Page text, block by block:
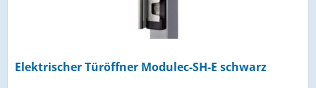
Elektrischer Türöffner Modulec-SH-E schwarz